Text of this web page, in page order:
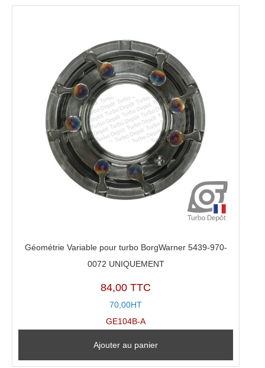
Géométrie Variable pour turbo BorgWarner 5439-970-
0072 UNIQUEMENT
84,00 TTC
70,00HT
GE104B-A
Ajouter au panier